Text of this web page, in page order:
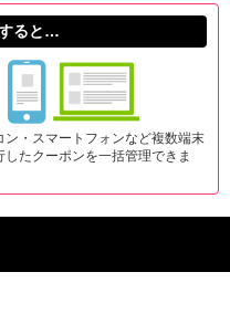
ると…
ン・スマートフォンなど複数端末
したクーポンを一括管理できま